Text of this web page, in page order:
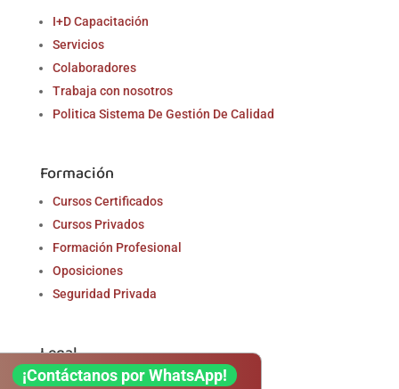
I+D Capacitación
Servicios
Colaboradores
Trabaja con nosotros
Politica Sistema De Gestión De Calidad
Formación
Cursos Certificados
Cursos Privados
Formación Profesional
Oposiciones
Seguridad Privada
Legal
Aviso Legal
¡Contáctanos por WhatsApp!